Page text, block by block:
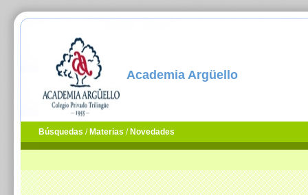
Academia Argüello
Búsquedas / Materias / Novedades